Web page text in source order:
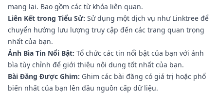
mang lại. Bao gồm các từ khóa liên quan.
Liên Kết trong Tiểu Sử: Sử dụng một dịch vụ như Linktree để
chuyển hướng lưu lượng truy cập đến các trang quan trọng
nhất của bạn.
Ảnh Bìa Tin Nổi Bật: Tổ chức các tin nổi bật của bạn với ảnh
bìa tùy chỉnh để giới thiệu nội dung tốt nhất của bạn.
Bài Đăng Được Ghim: Ghim các bài đăng có giá trị hoặc phổ
biến nhất của bạn lên đầu nguồn cấp dữ liệu.